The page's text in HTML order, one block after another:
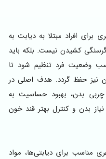
برای افراد مبتلا به دیابت به
کشیدن نیست. بلکه باید
وضعیت فرد تنظیم شود تا
نیز حفظ گردد. هدف اصلی در
بدن، بهبود حساسیت به
بدن و کنترل بهتر قند خون
مناسب برای دیابتی‌ها، مواد